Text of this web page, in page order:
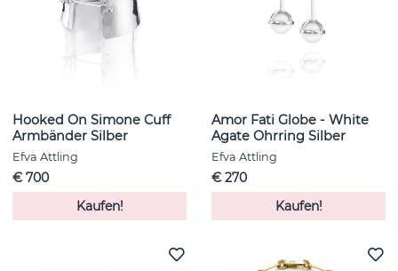
Hooked On Simone Cuff
Armbänder Silber
Efva Attling
€ 700
Kaufen!
Amor Fati Globe - White
Agate Ohrring Silber
Efva Attling
€ 270
Kaufen!